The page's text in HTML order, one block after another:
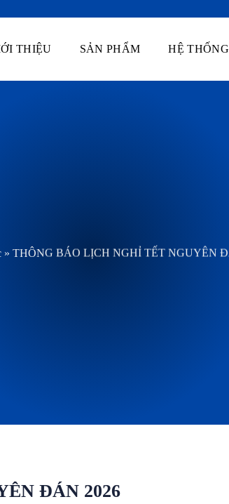
THIỆU SẢN PHẨM HỆ
» THÔNG BÁO LỊCH NGHỈ TẾT NGUYÊN
ĐÁN 2026